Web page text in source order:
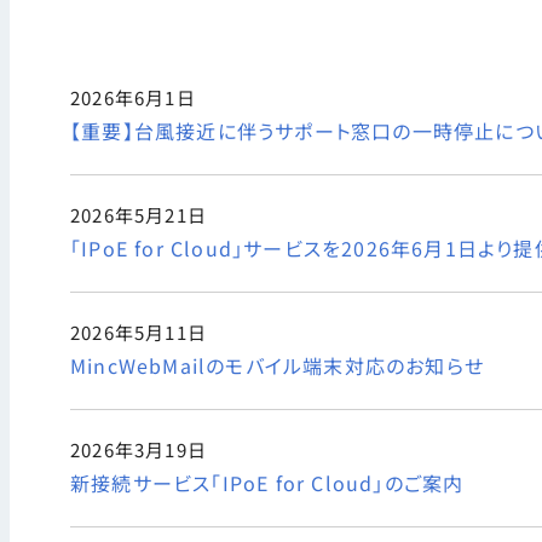
2026年6月1日
【重要】台風接近に伴うサポート窓口の一時停止につ
2026年5月21日
「IPoE for Cloud」サービスを2026年6月1日より提
2026年5月11日
MincWebMailのモバイル端末対応のお知らせ
2026年3月19日
新接続サービス「IPoE for Cloud」のご案内